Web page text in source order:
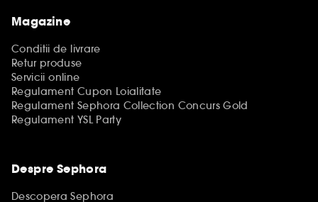
Magazine
Conditii de livrare
Retur produse
Servicii online
Regulament Cupon Loialitate
Regulament Sephora Collection Concurs Gold
Regulament YSL Party
Despre Sephora
Descopera Sephora